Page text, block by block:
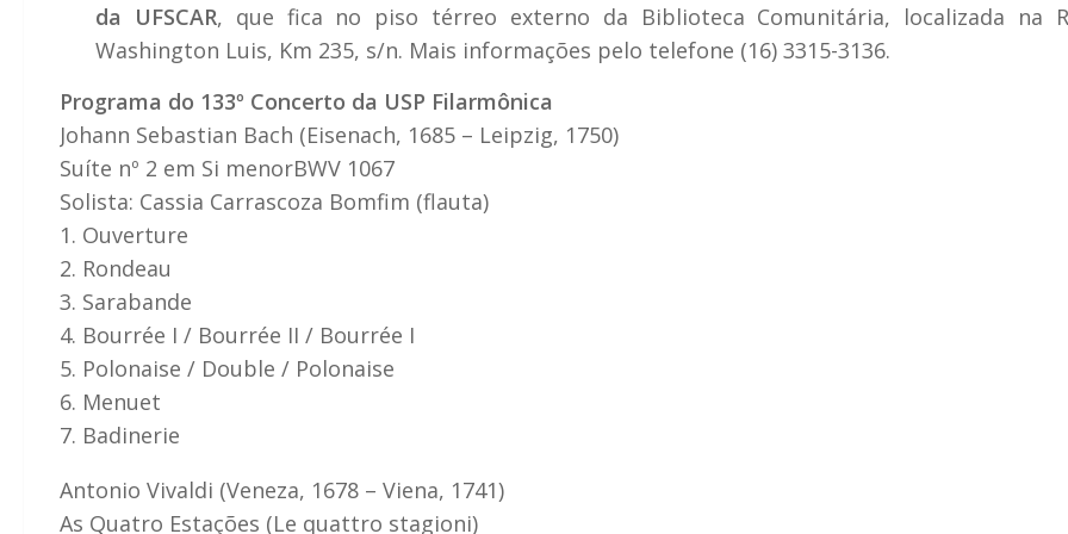
da UFSCAR, que fica no piso térreo externo da Biblioteca Comunitária, localizada na
Washington Luis, Km 235, s/n. Mais informações pelo telefone (16) 3315-3136.
Programa do 133º Concerto da USP Filarmônica
Johann Sebastian Bach (Eisenach, 1685 – Leipzig, 1750)
Suíte nº 2 em Si menorBWV 1067
Solista: Cassia Carrascoza Bomfim (flauta)
1. Ouverture
2. Rondeau
3. Sarabande
4. Bourrée I / Bourrée II / Bourrée I
5. Polonaise / Double / Polonaise
6. Menuet
7. Badinerie
Antonio Vivaldi (Veneza, 1678 – Viena, 1741)
As Quatro Estações (Le quattro stagioni)